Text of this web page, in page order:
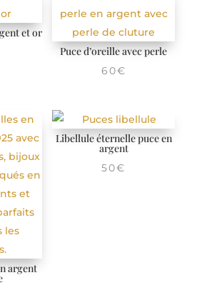
et or
Puce d’oreille avec perle
60€
argent
Libellule éternelle puce en
argent
50€